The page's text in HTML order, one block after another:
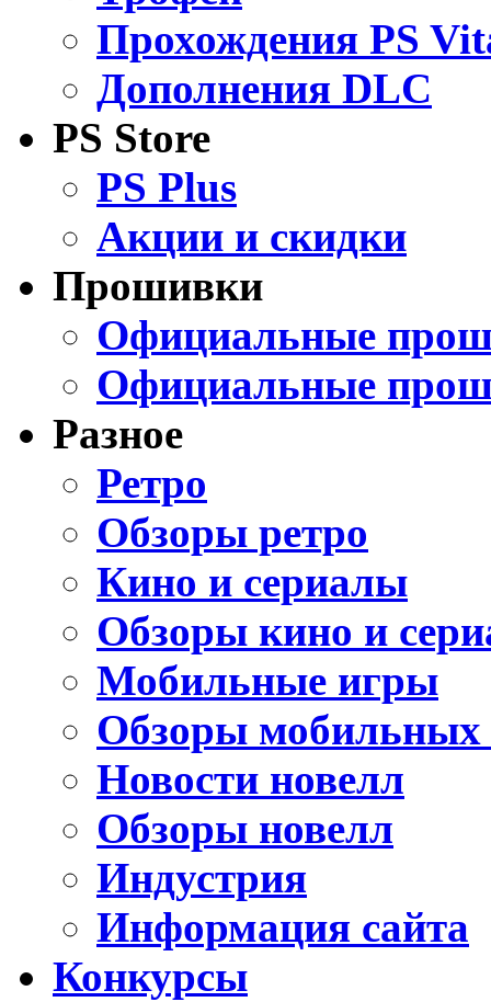
Прохождения PS
Дополнения DLC
PS Store
PS Plus
Акции и скидки
Прошивки
Официальные
Официальные
Разное
Ретро
Обзоры ретро
Кино и сериалы
Обзоры кино и
Мобильные игры
Обзоры мобильных
Новости новелл
Обзоры новелл
Индустрия
Информация сайта
Конкурсы